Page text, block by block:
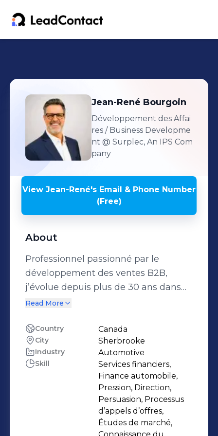
Jean-René Bourgoin
Développement des Affai
res / Business Developme
nt @ Surplec, An IPS Com
pany
View Jean-René's Email & Phone Number
(Free)
About
Professionnel passionné par le
développement des ventes B2B,
j’évolue depuis plus de 30 ans dans
des secteurs techniques exigeants,
des sports motorisés au domaine de
l’énergie. Chez Surplec, je soutiens les
distributeurs d’énergie, les
entreprises industrielles et les
institutions du Québec et des
Maritimes en leur offrant des
solutions fiables, rapides et durables
pour leurs besoins en équipements
Read More
Country Canada
City Sherbrooke
Industry Automotive
Skill
Services financiers,
Finance automobile,
Pression, Direction,
Persuasion, Processus
d’appels d’offres,
Études de marché,